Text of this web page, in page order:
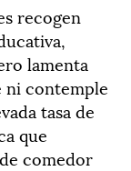
recogen
lamenta
ni contemple
tasa de
que
comedor